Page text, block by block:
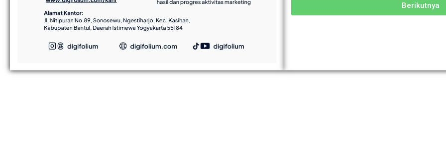
Berikutnya